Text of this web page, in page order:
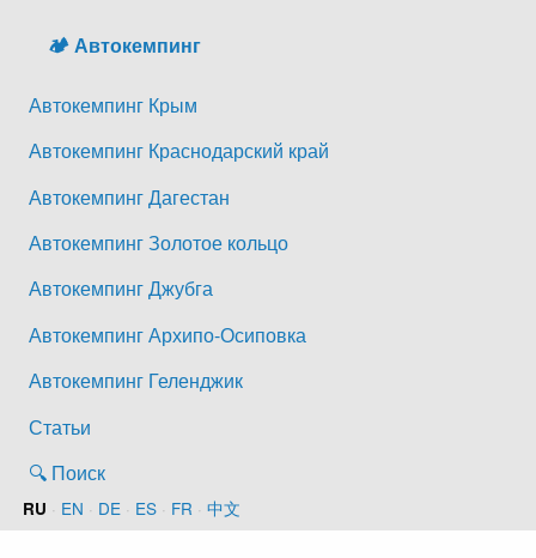
🏕️ Автокемпинг
Автокемпинг Крым
Автокемпинг Краснодарский край
Автокемпинг Дагестан
Автокемпинг Золотое кольцо
Автокемпинг Джубга
Автокемпинг Архипо-Осиповка
Автокемпинг Геленджик
Статьи
🔍 Поиск
RU · EN · DE · ES · FR · 中文